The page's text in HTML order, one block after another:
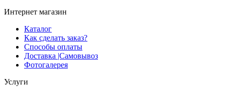
Интернет магазин
Каталог
Как сделать заказ?
Способы оплаты
Доставка |Cамовывоз
Фотогалерея
Услуги